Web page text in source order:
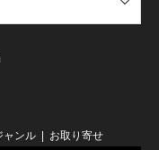
ャンル お取り寄せ